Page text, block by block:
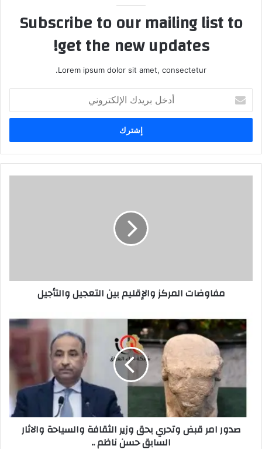
Subscribe to our mailing list to
get the new updates!
Lorem ipsum dolor sit amet, consectetur.
بريدك
الإلكتروني
مفاوضات المركز والإقليم بين التعجيل والتأجيل
صدور
امر
قبض
وتحري
الثقافة
والاثار
السابقصدور امر قبض وتحري بحق وزير الثقافة والسياحة والاثار
السابق حسن ناظم ..